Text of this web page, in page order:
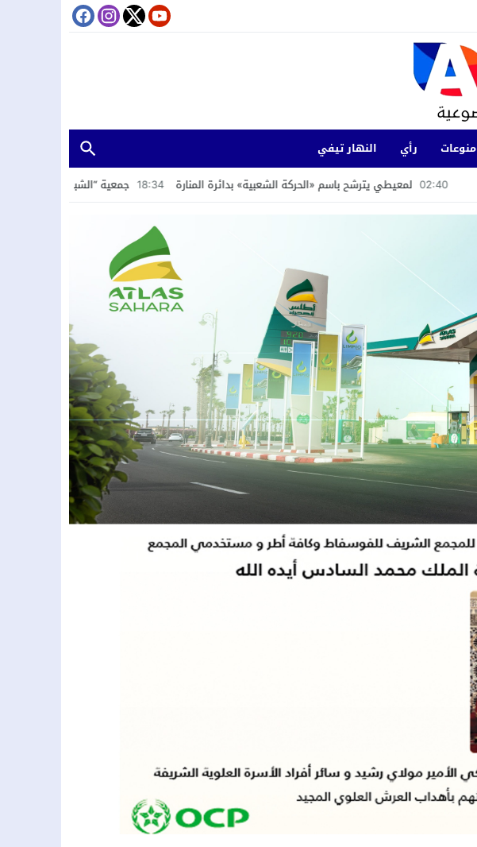
منوعات رأي
النهار تيفي
لمعيطي يترشح باسم «الحركة الشعبية» بدائرة المنارة 18:34 جمعية “الشباب الرائد” تستعرض تجربة